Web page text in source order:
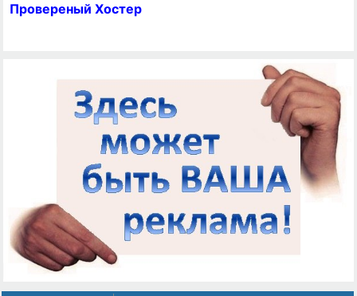
Провереный Хостер